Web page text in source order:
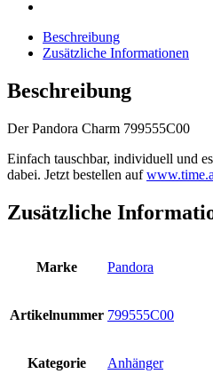
Beschreibung
Zusätzliche Informationen
Beschreibung
Der Pandora Charm 799555C00
Einfach tauschbar, individuell und
dabei. Jetzt bestellen auf
Zusätzliche
Marke Pandora
Artikelnummer 799555C00
Kategorie Anhänger